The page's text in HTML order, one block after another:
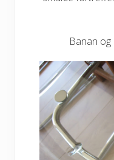
Banan og